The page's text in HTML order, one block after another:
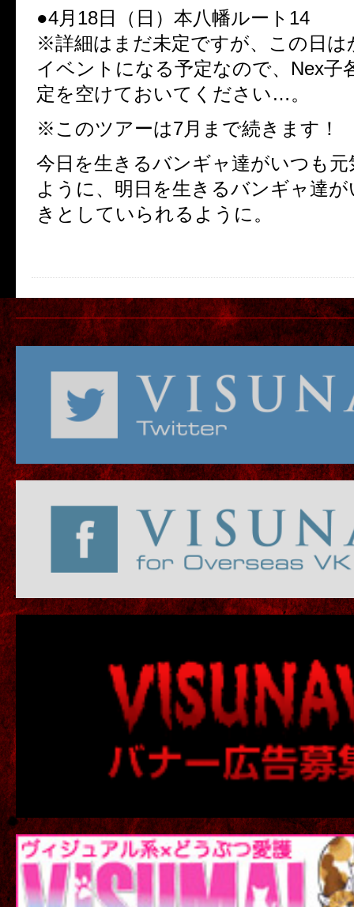
●4月18日（日）本八幡ルート14
※詳細はまだ未定ですが、この日は
イベントになる予定なので、Nex子
定を空けておいてください…。
※このツアーは7月まで続きます！
今日を生きるバンギャ達がいつも
ように、明日を生きるバンギャ達
きとしていられるように。